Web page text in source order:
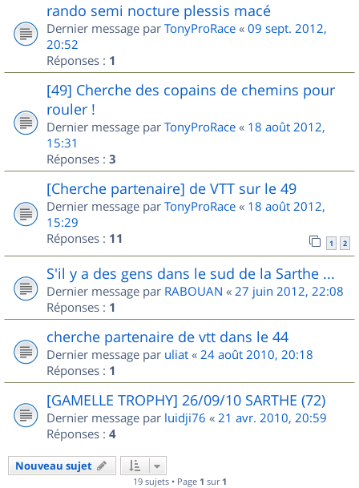
rando semi nocture plessis macé
Dernier message par TonyProRace « 09 sept. 2012,
20:52
Réponses : 1
[49] Cherche des copains de chemins pour
rouler !
Dernier message par TonyProRace « 18 août 2012,
15:31
Réponses : 3
[Cherche partenaire] de VTT sur le 49
Dernier message par TonyProRace « 18 août 2012,
15:29
Réponses : 11 1 2
S'il y a des gens dans le sud de la Sarthe ...
Dernier message par RABOUAN « 27 juin 2012, 22:08
Réponses : 1
cherche partenaire de vtt dans le 44
Dernier message par uliat « 24 août 2010, 20:18
Réponses : 1
[GAMELLE TROPHY] 26/09/10 SARTHE (72)
Dernier message par luidji76 « 21 avr. 2010, 20:59
Réponses : 4
Nouveau sujet
19 sujets • Page 1 sur 1